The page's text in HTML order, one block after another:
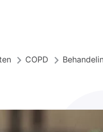
COPD